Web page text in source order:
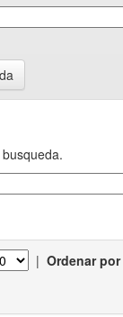
| Ordenar por